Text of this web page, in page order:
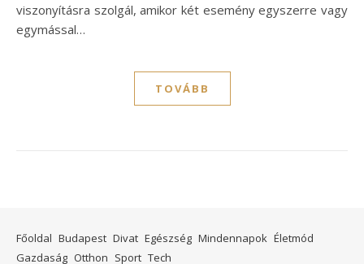
viszonyításra szolgál, amikor két esemény egyszerre vagy
egymással…
TOVÁBB
Főoldal Budapest Divat Egészség Mindennapok Életmód
Gazdaság Otthon Sport Tech